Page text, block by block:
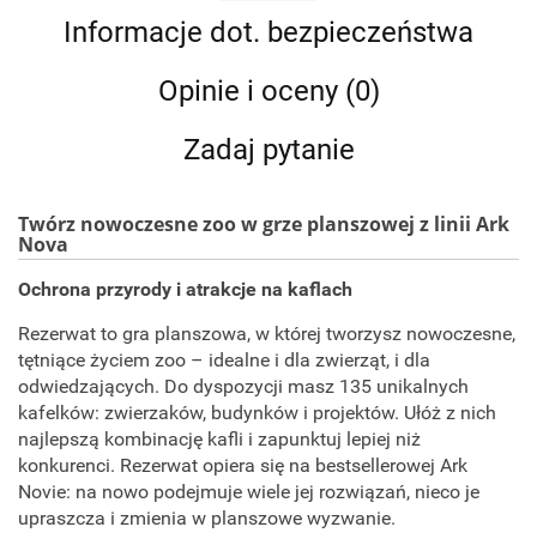
Informacje dot. bezpieczeństwa
Opinie i oceny (0)
Zadaj pytanie
Twórz nowoczesne zoo w grze planszowej z linii Ark
Nova
Ochrona przyrody i atrakcje na kaflach
Rezerwat to gra planszowa, w której tworzysz nowoczesne,
tętniące życiem zoo – idealne i dla zwierząt, i dla
odwiedzających. Do dyspozycji masz 135 unikalnych
kafelków: zwierzaków, budynków i projektów. Ułóż z nich
najlepszą kombinację kafli i zapunktuj lepiej niż
konkurenci. Rezerwat opiera się na bestsellerowej Ark
Novie: na nowo podejmuje wiele jej rozwiązań, nieco je
upraszcza i zmienia w planszowe wyzwanie.